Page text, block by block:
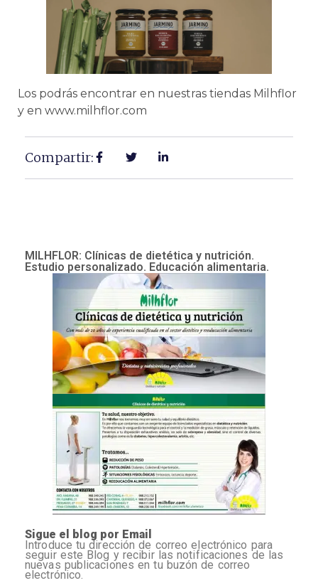
Los podrás encontrar en nuestras tiendas Milhflor
y en www.milhflor.com
Compartir:
MILHFLOR: Clínicas de dietética y nutrición.
Estudio personalizado. Educación alimentaria.
Sigue el blog por Email
Introduce tu dirección de correo electrónico para
seguir este Blog y recibir las notificaciones de las
nuevas publicaciones en tu buzón de correo
electrónico.